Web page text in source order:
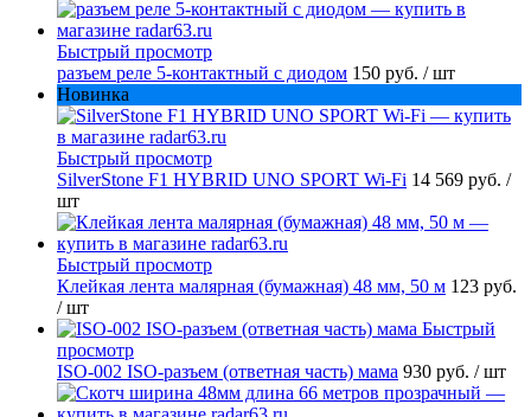
Быстрый просмотр
разъем реле 5-контактный с диодом 150 руб. / шт
Новинка
Быстрый просмотр
SilverStone F1 HYBRID UNO SPORT Wi-Fi 14 569 руб. /
шт
Быстрый просмотр
Клейкая лента малярная (бумажная) 48 мм, 50 м 123 руб.
/ шт
Быстрый
просмотр
ISO-002 ISO-разъем (ответная часть) мама 930 руб. / шт